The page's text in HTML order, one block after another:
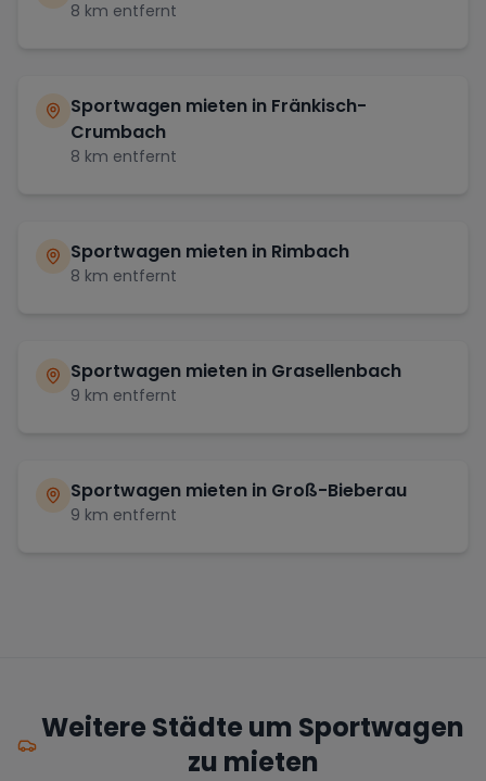
8 km entfernt
Sportwagen mieten in Fränkisch-
Crumbach
8 km entfernt
Sportwagen mieten in Rimbach
8 km entfernt
Sportwagen mieten in Grasellenbach
9 km entfernt
Sportwagen mieten in Groß-Bieberau
9 km entfernt
Weitere Städte um Sportwagen
zu mieten